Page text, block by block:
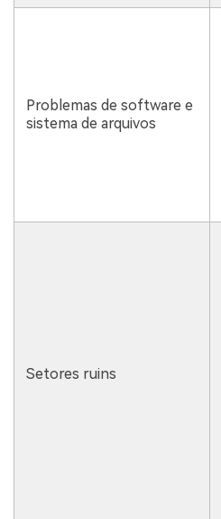
Problemas de software e
sistema de arquivos
Setores ruins